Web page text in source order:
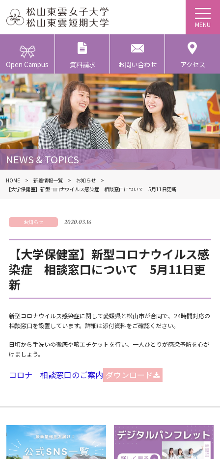
Open Campus 資料請求 お問い合わせ アクセス
NEWS & TOPICS
HOME 新着情報一覧
お知らせ
【大学保健室】新型コロナウイルス感染症 相談窓口について 5月11日更新
お知らせ 2020.03.16
【大学保健室】新型コロナウイルス感
染症 相談窓口について 5月11日更
新
新型コロナウイルス感染症に関して愛媛県と松山市が合同で、24時間対応の
相談窓口を設置しています。詳細は添付資料をご確認ください。
日頃から手洗いの徹底や咳エチケットを行い、一人ひとりが感染予防を心が
けましょう。
コロナ 相談窓口のご案内 ダウンロード